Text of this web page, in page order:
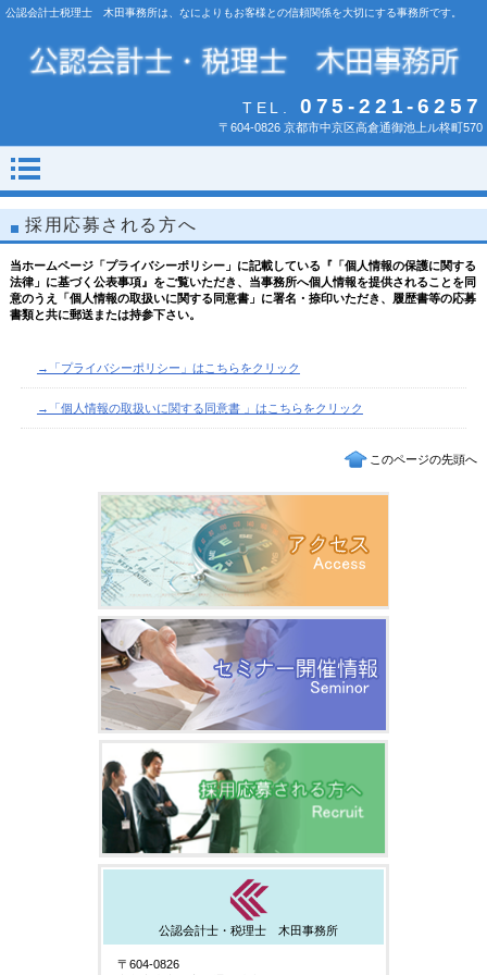
公認会計士税理士 木田事務所は、なによりもお客様との信頼関係を大切にする事務所です。
TEL. 075-221-6257
〒604-0826 京都市中京区高倉通御池上ル柊町570
採用応募される方へ
当ホームページ「プライバシーポリシー」に記載している『「個人情報の保護に関する
法律」に基づく公表事項』をご覧いただき、当事務所へ個人情報を提供されることを同
意のうえ「個人情報の取扱いに関する同意書」に署名・捺印いただき、履歴書等の応募
書類と共に郵送または持参下さい。
→「プライバシーポリシー」はこちらをクリック
→「個人情報の取扱いに関する同意書 」はこちらをクリック
このページの先頭へ
公認会計士・税理士 木田事務所
〒604-0826